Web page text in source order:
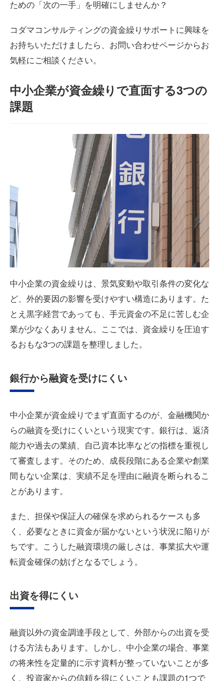
ための「次の一手」を明確にしませんか？
コダマコンサルティングの資金繰りサポートに興味を
お持ちいただけましたら、お問い合わせページからお
気軽にご相談ください。
中小企業が資金繰りで直面する3つの
課題
中小企業の資金繰りは、景気変動や取引条件の変化な
ど、外的要因の影響を受けやすい構造にあります。た
とえ黒字経営であっても、手元資金の不足に苦しむ企
業が少なくありません。ここでは、資金繰りを圧迫す
るおもな3つの課題を整理しました。
銀行から融資を受けにくい
中小企業が資金繰りでまず直面するのが、金融機関か
らの融資を受けにくいという現実です。銀行は、返済
能力や過去の業績、自己資本比率などの指標を重視し
て審査します。そのため、成長段階にある企業や創業
間もない企業は、実績不足を理由に融資を断られるこ
とがあります。
また、担保や保証人の確保を求められるケースも多
く、必要なときに資金が届かないという状況に陥りが
ちです。こうした融資環境の厳しさは、事業拡大や運
転資金確保の妨げとなるでしょう。
出資を得にくい
融資以外の資金調達手段として、外部からの出資を受
ける方法もあります。しかし、中小企業の場合、事業
の将来性を定量的に示す資料が整っていないことが多
く、投資家からの信頼を得にくいことも課題の1つで